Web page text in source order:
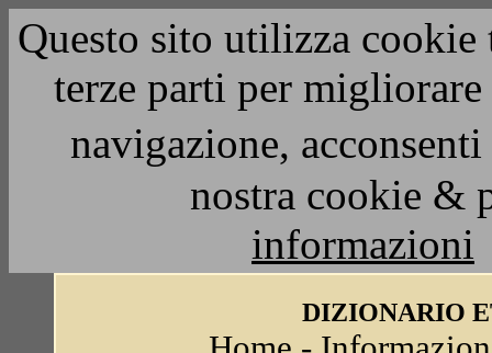
Questo sito utilizza
terze parti per
navigazione,
nostra cookie &
informazioni
DIZIONARIO